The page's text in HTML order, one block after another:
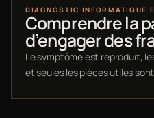
DIAGNOSTIC INFORMATIQUE
Comprendre la
d’engager des
Le symptôme est reproduit,
et seules les pièces utiles